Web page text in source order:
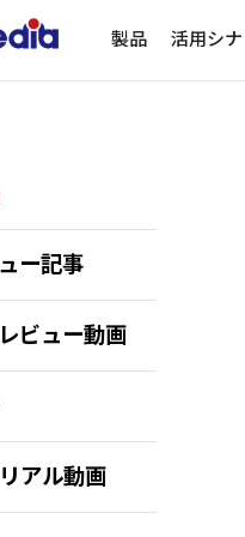
製品 活用シ
ー記事
ビュー動画
アル動画